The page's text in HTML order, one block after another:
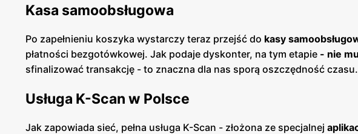
Kasa samoobsługowa
Po zapełnieniu koszyka wystarczy teraz przejść do kasy
płatności bezgotówkowej. Jak podaje dyskonter, na tym etapie - nie
sfinalizować transakcję - to znaczna dla nas sporą oszczędność
Usługa K-Scan w Polsce
Jak zapowiada sieć, pełna usługa K-Scan - złożona ze specjalnej